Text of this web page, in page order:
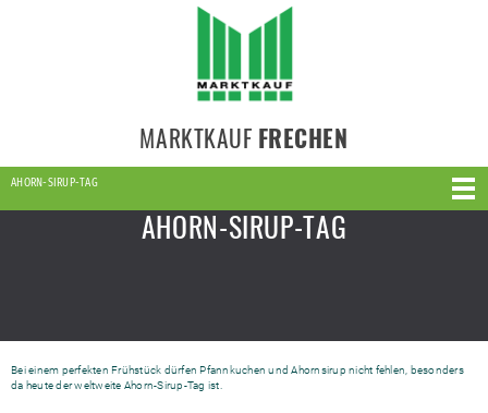
MARKTKAUF FRECHEN
AHORN-SIRUP-TAG
AHORN-SIRUP-TAG
Bei einem perfekten Frühstück dürfen Pfannkuchen und Ahornsirup nicht fehlen, besonders
da heute der weltweite Ahorn-Sirup-Tag ist.